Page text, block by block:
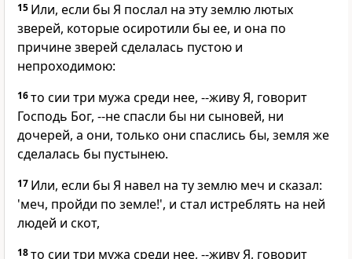
15 Или, если бы Я послал на эту землю лютых
зверей, которые осиротили бы ее, и она по
причине зверей сделалась пустою и
непроходимою:
16то сии три мужа среди нее, --живу Я, говорит
Господь Бог, --не спасли бы ни сыновей, ни
дочерей, а они, только они спаслись бы, земля же
сделалась бы пустынею.
17 Или, если бы Я навел на ту землю меч и сказал:
'меч, пройди по земле!', и стал истреблять на ней
людей и скот,
18то сии три мужа среди нее, --живу Я, говорит